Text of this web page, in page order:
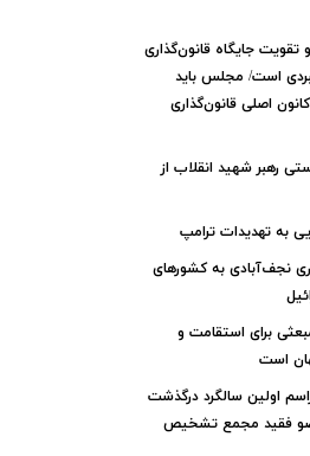
جایگاه قانون‌گذاری
است/ مجلس باید
اصلی قانون‌گذاری
رهبر شهید انقلاب از
به تهدیدات ترامپ
نجف‌آبادی به کشورهای
برای استقامت و
است
اولین سالگرد درگذشت
فقید مجمع تشخیص